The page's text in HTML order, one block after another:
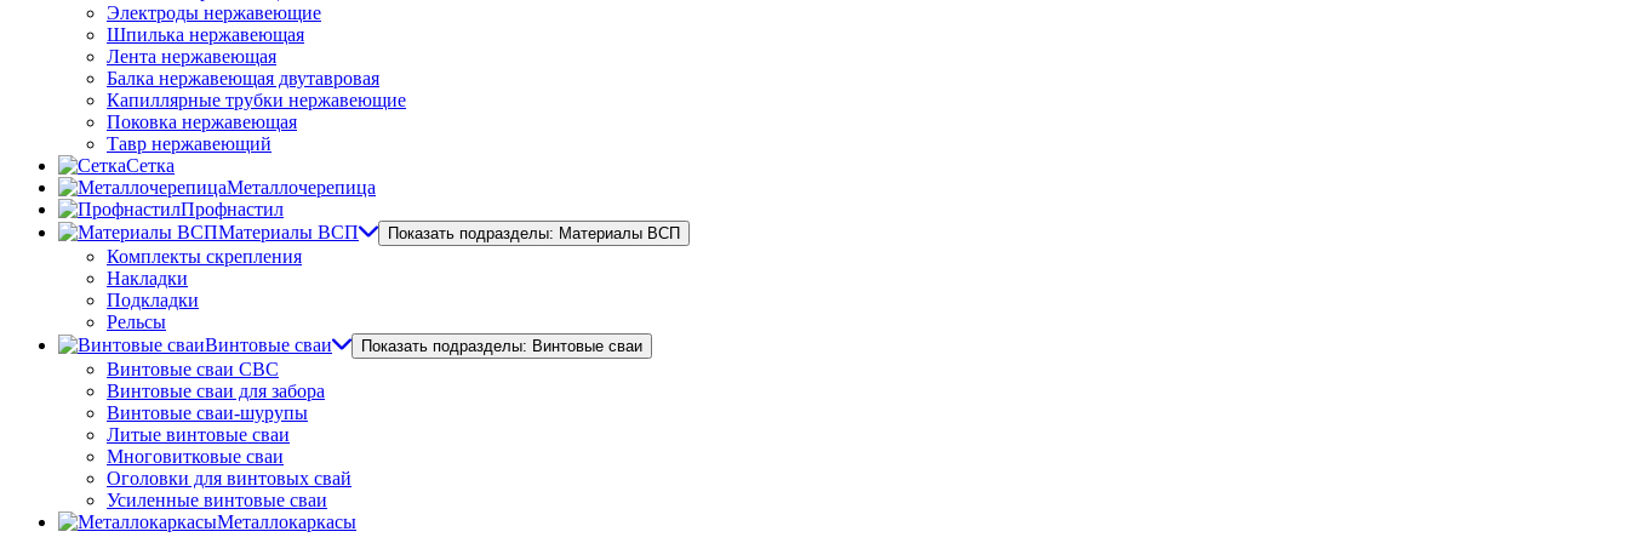
Электроды нержавеющие
Шпилька нержавеющая
Лента нержавеющая
Балка нержавеющая двутавровая
Капиллярные трубки нержавеющие
Поковка нержавеющая
Тавр нержавеющий
Сетка
Металлочерепица
Профнастил
Материалы ВСП
Показать подразделы: Материалы ВСП
Комплекты скрепления
Накладки
Подкладки
Рельсы
Винтовые сваи
Показать подразделы: Винтовые сваи
Винтовые сваи СВС
Винтовые сваи для забора
Винтовые сваи-шурупы
Литые винтовые сваи
Многовитковые сваи
Оголовки для винтовых свай
Усиленные винтовые сваи
Металлокаркасы